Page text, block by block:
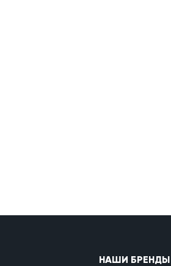
НАШИ БРЕНДЫ